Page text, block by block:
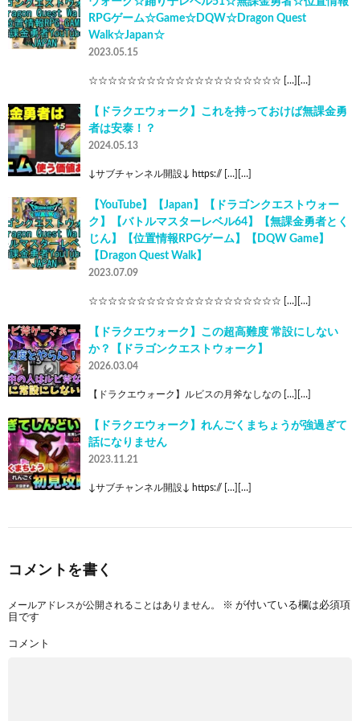
RPGゲーム☆Game☆DQW☆Dragon Quest
Walk☆Japan☆
2023.05.15
☆☆☆☆☆☆☆☆☆☆☆☆☆☆☆☆☆☆☆☆ […][…]
【ドラクエウォーク】これを持っておけば無課金勇
者は安泰！？
2024.05.13
↓サブチャンネル開設↓ https:// […][…]
【YouTube】【Japan】【ドラゴンクエストウォー
ク】【バトルマスターレベル64】【無課金勇者とく
じん】【位置情報RPGゲーム】【DQW Game】
【Dragon Quest Walk】
2023.07.09
☆☆☆☆☆☆☆☆☆☆☆☆☆☆☆☆☆☆☆☆ […][…]
【ドラクエウォーク】この超高難度 常設にしない
か？【ドラゴンクエストウォーク】
2026.03.04
【ドラクエウォーク】ルビスの月斧なしなの […][…]
【ドラクエウォーク】れんごくまちょうが強過ぎて
話になりません
2023.11.21
↓サブチャンネル開設↓ https:// […][…]
コメントを書く
メールアドレスが公開されることはありません。 ※ が付いている欄は必須項
目です
コメント